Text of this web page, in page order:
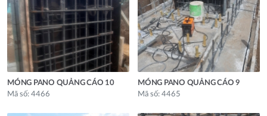
MÓNG PANO QUẢNG CÁO 10
Mã số: 4466
MÓNG PANO QUẢNG CÁO 9
Mã số: 4465